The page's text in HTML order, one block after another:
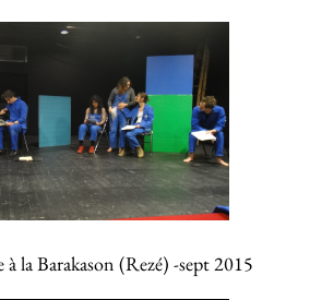
à la Barakason (Rezé) -sept 2015